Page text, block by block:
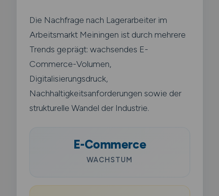
Die Nachfrage nach Lagerarbeiter im
Arbeitsmarkt Meiningen ist durch mehrere
Trends geprägt: wachsendes E-
Commerce-Volumen,
Digitalisierungsdruck,
Nachhaltigkeitsanforderungen sowie der
strukturelle Wandel der Industrie.
E-Commerce
WACHSTUM